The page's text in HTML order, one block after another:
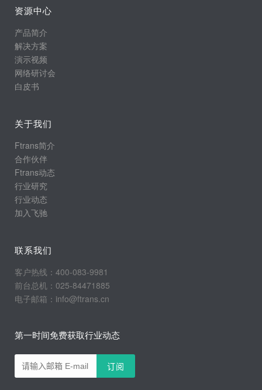
资源中心
产品简介
解决方案
演示视频
网络研讨会
白皮书
关于我们
Ftrans简介
合作伙伴
Ftrans动态
行业研究
行业动态
加入飞驰
联系我们
客户热线：400-083-9981
前台总机：025-84471885
电子邮箱：info@ftrans.cn
第一时间免费获取行业动态